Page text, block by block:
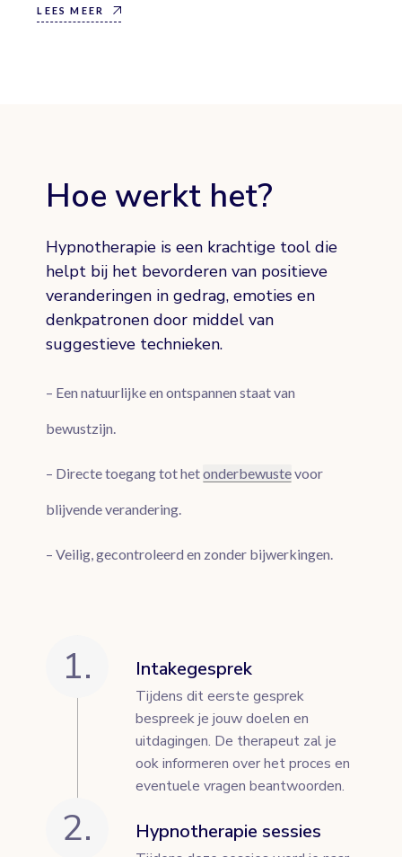
LEES MEER
Hoe werkt het?
Hypnotherapie is een krachtige tool die
helpt bij het bevorderen van positieve
veranderingen in gedrag, emoties en
denkpatronen door middel van
suggestieve technieken.
– Een natuurlijke en ontspannen staat van
bewustzijn.
– Directe toegang tot hetonderbewustevoor
blijvende verandering.
– Veilig, gecontroleerd en zonder bijwerkingen.
1. Intakegesprek
Tijdens dit eerste gesprek
bespreek je jouw doelen en
uitdagingen. De therapeut zal je
ook informeren over het proces en
eventuele vragen beantwoorden.
2. Hypnotherapie sessies